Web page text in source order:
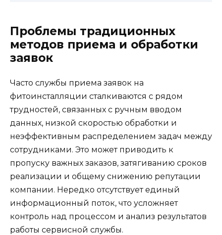
Проблемы традиционных
методов приема и обработки
заявок
Часто службы приема заявок на
фитоинсталляции сталкиваются с рядом
трудностей, связанных с ручным вводом
данных, низкой скоростью обработки и
неэффективным распределением задач между
сотрудниками. Это может приводить к
пропуску важных заказов, затягиванию сроков
реализации и общему снижению репутации
компании. Нередко отсутствует единый
информационный поток, что усложняет
контроль над процессом и анализ результатов
работы сервисной службы.